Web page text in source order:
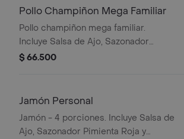
Pollo Champiñon Mega Familiar
Pollo champiñon mega familiar.
Incluye Salsa de Ajo, Sazonador
Pimienta Roja y Pepperoncini.
$ 66.500
Jamón Personal
Jamón - 4 porciones. Incluye Salsa de
Ajo, Sazonador Pimienta Roja y